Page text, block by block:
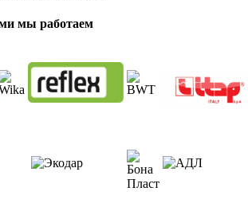
мы работаем